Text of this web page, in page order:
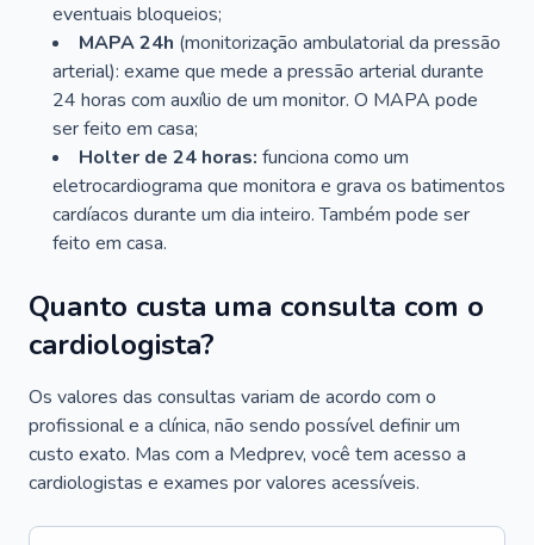
eventuais bloqueios;
MAPA 24h (monitorização ambulatorial da pressão
arterial): exame que mede a pressão arterial durante
24 horas com auxílio de um monitor. O MAPA pode
ser feito em casa;
Holter de 24 horas: funciona como um
eletrocardiograma que monitora e grava os batimentos
cardíacos durante um dia inteiro. Também pode ser
feito em casa.
Quanto custa uma consulta com o
cardiologista?
Os valores das consultas variam de acordo com o
profissional e a clínica, não sendo possível definir um
custo exato. Mas com a Medprev, você tem acesso a
cardiologistas e exames por valores acessíveis.